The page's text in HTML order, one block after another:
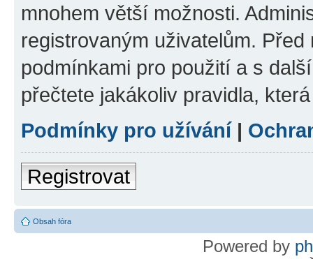
mnohem větší možnosti.
registrovaným uživatelům.
podmínkami pro použití a s
přečtete jakákoliv pravidla,
Podmínky pro užívání|
Registrovat
Obsah fóra
Powered by